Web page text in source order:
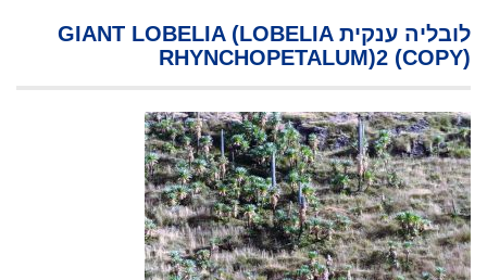
לובליה ענקית GIANT LOBELIA (LOBELIA
RHYNCHOPETALUM)2 (COPY)